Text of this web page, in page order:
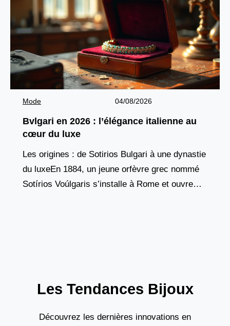
Mode 04/08/2026
Bvlgari en 2026 : l’élégance italienne au
cœur du luxe
Les origines : de Sotirios Bulgari à une dynastie
du luxeEn 1884, un jeune orfèvre grec nommé
Sotírios Voúlgaris s’installe à Rome et ouvre
Les Tendances Bijoux
Découvrez les dernières innovations en